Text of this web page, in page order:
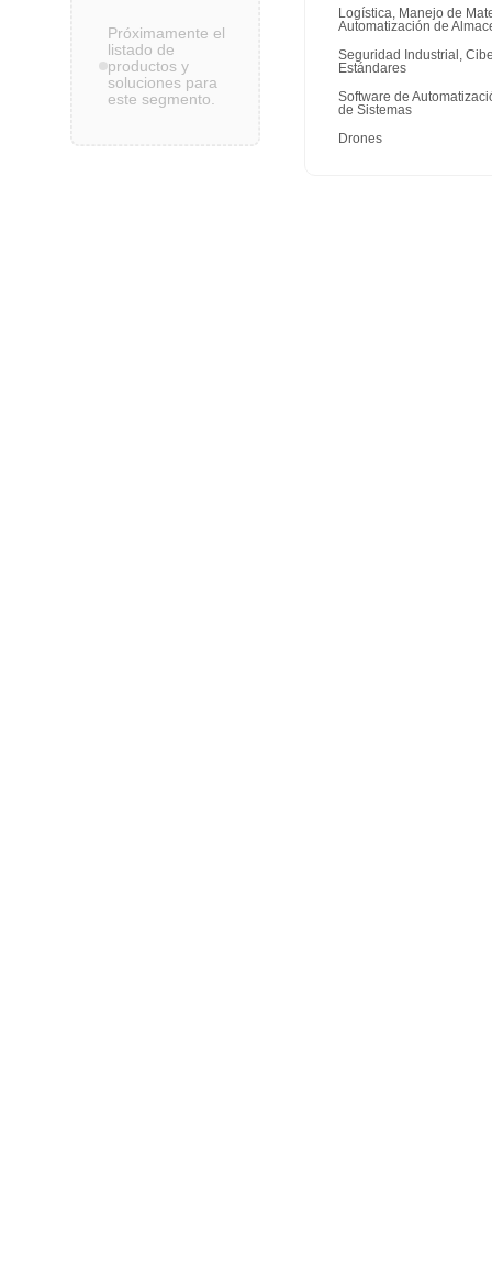
Próximamente el
listado de
productos y
soluciones para
este segmento.
Logística, Manejo de
Automatización de
Seguridad Industrial,
Estándares
Software de
de Sistemas
Drones